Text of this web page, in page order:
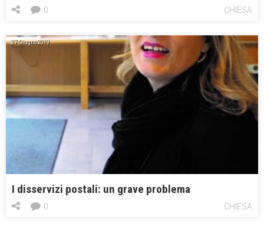
CHIESA
0
27 Giugno 2019
I disservizi postali: un grave problema
CHIESA
0